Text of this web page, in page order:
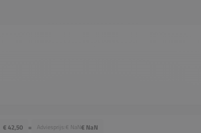
€ 42,50 = Adviesprijs:€ NaN€ NaN